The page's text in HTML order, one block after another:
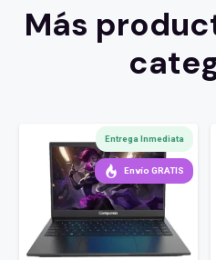
Más
Entrega Inmediata
Envío GRATIS